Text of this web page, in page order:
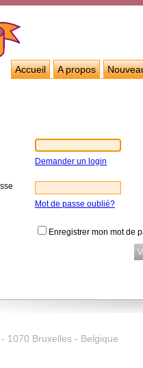
Accueil A propos
Demander un login
Mot de passe oublié?
Enregistrer mon mot de
1070 Bruxelles - Belgique